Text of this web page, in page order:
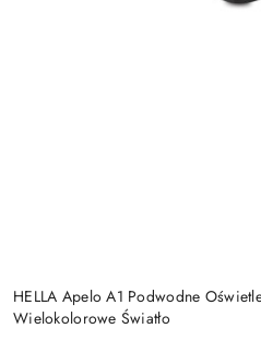
HELLA Apelo A1 Podwodne
Wielokolorowe Światło